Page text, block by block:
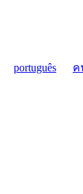
português ค